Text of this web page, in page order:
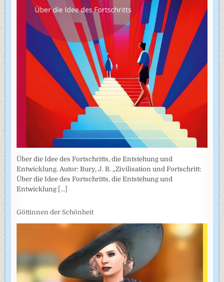
Über die Idee des Fortschritts, die Entstehung und
Entwicklung. Autor: Bury, J. B. „Zivilisation und Fortschritt:
Über die Idee des Fortschritts, die Entstehung und
Entwicklung [...]
Göttinnen der Schönheit